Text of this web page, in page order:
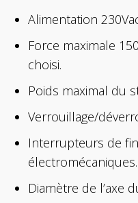
Alimentation
Force maximale
choisi.
Poids maximal du
Verrouillage/
Interrupteurs de
électromécaniques.
Diamètre de l’axe